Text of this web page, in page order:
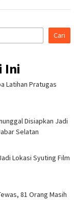
Cari
Ini
Latihan Pra­tugas
Disiapkan Jadi
Selatan
Lokasi Syuting Film
81 Orang Masih